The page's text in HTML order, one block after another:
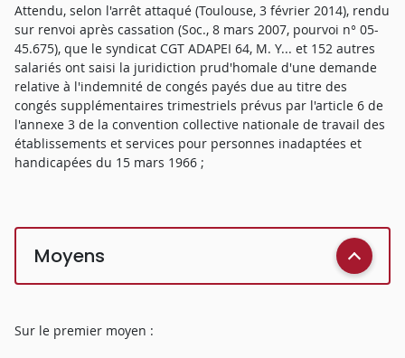
Attendu, selon l'arrêt attaqué (Toulouse, 3 février 2014), rendu
sur renvoi après cassation (Soc., 8 mars 2007, pourvoi n° 05-
45.675), que le syndicat CGT ADAPEI 64, M. Y... et 152 autres
salariés ont saisi la juridiction prud'homale d'une demande
relative à l'indemnité de congés payés due au titre des
congés supplémentaires trimestriels prévus par l'article 6 de
l'annexe 3 de la convention collective nationale de travail des
établissements et services pour personnes inadaptées et
handicapées du 15 mars 1966 ;
Moyens
Sur le premier moyen :